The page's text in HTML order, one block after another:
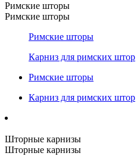
Римские шторы
Римские шторы
Римские шторы
Карниз для римских штор
Римские шторы
Карниз для римских штор
Шторные карнизы
Шторные карнизы